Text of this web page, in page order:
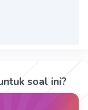
soal ini?